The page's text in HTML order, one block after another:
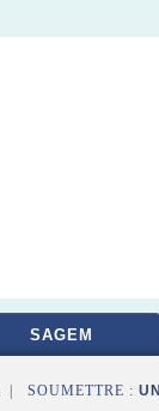
SAGEM
| SOUMETTRE :